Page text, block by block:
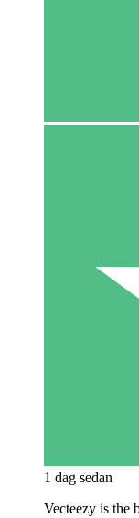
1 dag sedan
Vecteezy is the